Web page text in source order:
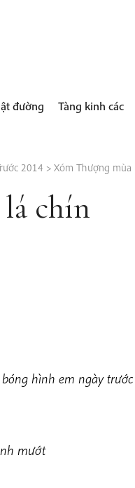
đường Tàng kinh các
2014 > Xóm Thượng mùa
chín
hình em ngày trước
mướt